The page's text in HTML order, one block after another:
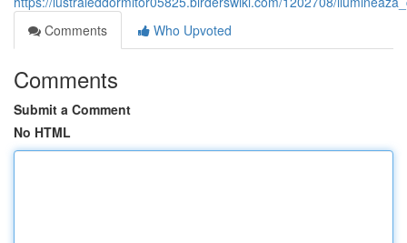
Comments
Who Upvoted
Comments
Submit a Comment
No HTML